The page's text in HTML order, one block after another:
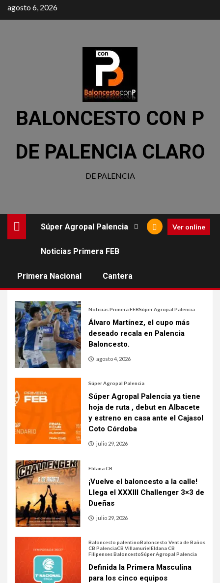
agosto 6, 2026
BALONCESTO CON P
DE PALENCIA CLARO
DE PALENCIA
Súper Agropal Palencia
Noticias Primera FEB
Primera Nacional Cantera
Ver online
Estadísticas LEB Oro
[muestramenuprincipal]
Noticias Primera FEBSúper Agropal Palencia
Álvaro Martínez, el cupo más
deseado recala en Palencia
Baloncesto.
agosto 4, 2026
Súper Agropal Palencia
Súper Agropal Palencia ya tiene
hoja de ruta , debut en Albacete
y estreno en casa ante el Cajasol
Coto Córdoba
julio 29, 2026
Eldana CB
¡Vuelve el baloncesto a la calle!
Llega el XXXIII Challenger 3×3 de
Dueñas
julio 29, 2026
Baloncesto palentinoBaloncesto Venta de Baños
CB PalenciaCB VillamurielEldana CB
Filipenses BaloncestoSúper Agropal Palencia
Definida la Primera Masculina
para los cinco equipos